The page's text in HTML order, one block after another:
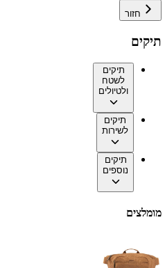
חזור
תיקים
תיקים
לשטח
ולטיולים
תיקים
לשירות
תיקים
נוספים
מומלצים